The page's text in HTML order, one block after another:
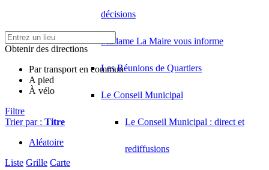
décisions
Madame La Maire vous informe
Les Réunions de Quartiers
Le Conseil Municipal
Le Conseil Municipal : direct et
rediffusions
Obtenir des directions
Par transport en commun
A pied
À vélo
Filtre
Trier par : Titre
Aléatoire
Liste Grille Carte